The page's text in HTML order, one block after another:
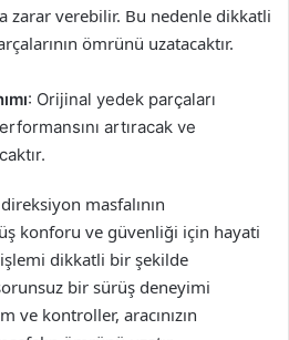
zarar verebilir. Bu nedenle dikkatli
ömrünü uzatacaktır.
: Orijinal yedek parçaları
artıracak ve
masfalının
konforu ve güvenliği için hayati
dikkatli bir şekilde
bir sürüş deneyimi
ve kontroller, aracınızın